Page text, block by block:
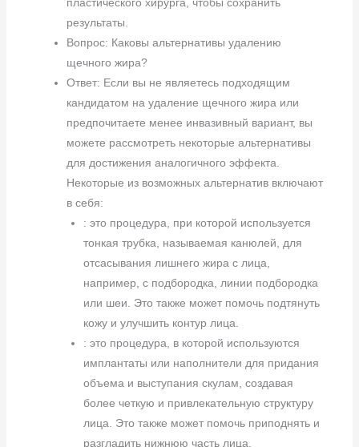
результаты.
Вопрос: Каковы альтернативы удалению
щечного жира?
Ответ: Если вы не являетесь подходящим
кандидатом на удаление щечного жира или
предпочитаете менее инвазивный вариант, вы
можете рассмотреть некоторые альтернативы
для достижения аналогичного эффекта.
Некоторые из возможных альтернатив включают
в себя:
: это процедура, при которой используется
тонкая трубка, называемая канюлей, для
отсасывания лишнего жира с лица,
например, с подбородка, линии подбородка
или шеи. Это также может помочь подтянуть
кожу и улучшить контур лица.
: это процедура, в которой используются
имплантаты или наполнители для придания
объема и выступания скулам, создавая
более четкую и привлекательную структуру
лица. Это также может помочь приподнять и
разгладить нижнюю часть лица.